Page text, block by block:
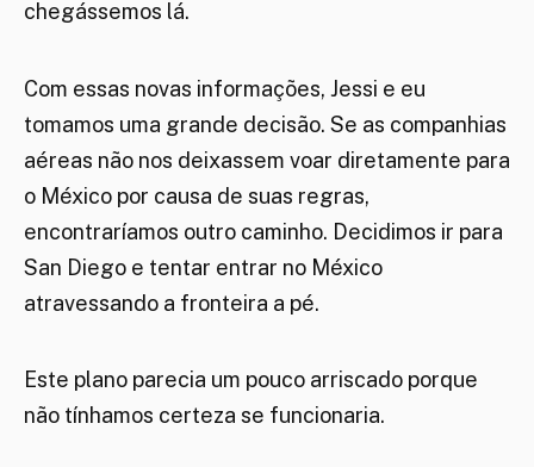
chegássemos lá.
Com essas novas informações, Jessi e eu
tomamos uma grande decisão. Se as companhias
aéreas não nos deixassem voar diretamente para
o México por causa de suas regras,
encontraríamos outro caminho. Decidimos ir para
San Diego e tentar entrar no México
atravessando a fronteira a pé.
Este plano parecia um pouco arriscado porque
não tínhamos certeza se funcionaria.